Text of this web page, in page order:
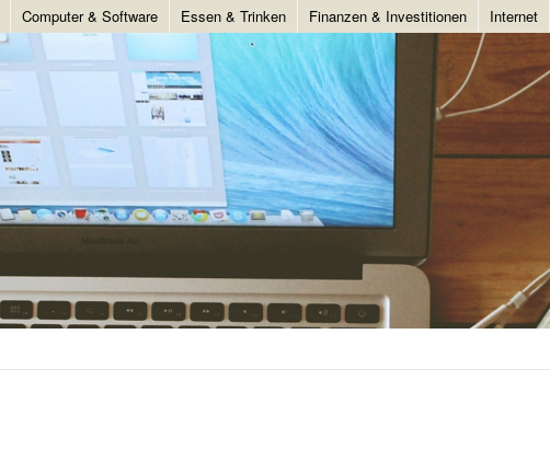
Computer & Software Essen & Trinken Finanzen & Investitionen Internet